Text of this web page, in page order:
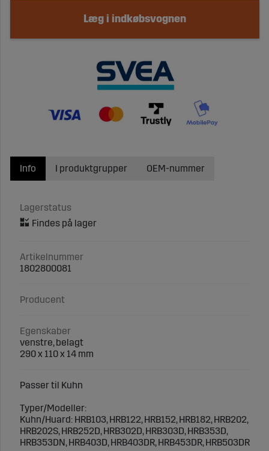
Læg i indkøbsvognen
Info
Lagerstatus
Artikelnummer
1802800081
Producent
Egenskaber
venstre, belagt
290 x 110 x 14 mm
Passer til Kuhn
Typer/Modeller:
Kuhn/Huard: HRB103, HRB122, HRB152, HRB182, HRB202,
HRB202S, HRB252D, HRB302D, HRB303D, HRB353D,
HRB353DN, HRB403D, HRB403DR, HRB453DR, HRB503DR
I produktgrupper OEM-nummer